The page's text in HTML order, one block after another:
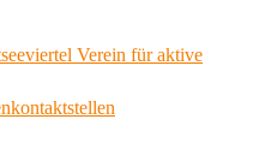
Verein für aktive